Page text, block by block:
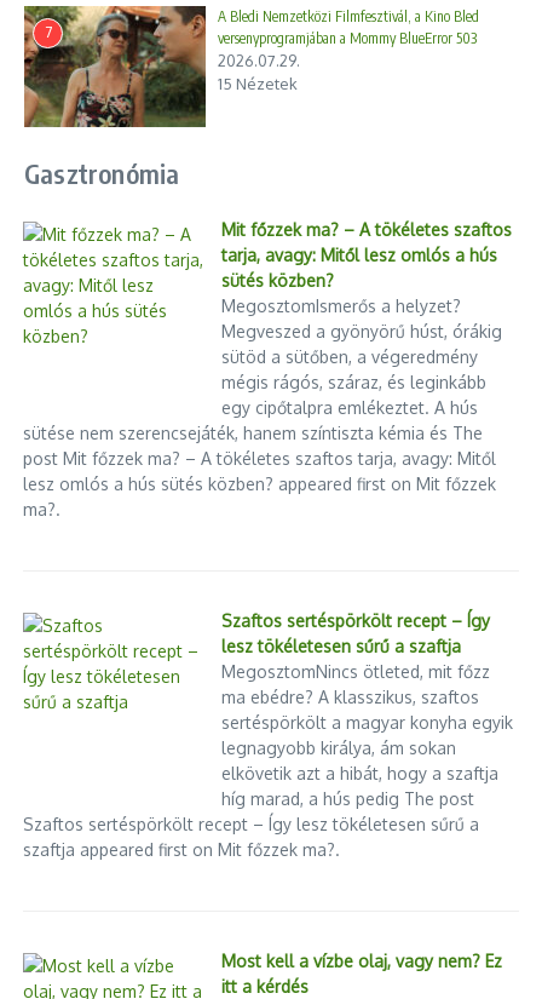
7
A Bledi Nemzetközi Filmfesztivál, a Kino Bled
versenyprogramjában a Mommy BlueError 503
2026.07.29.
15 Nézetek
Gasztronómia
Mit főzzek ma? – A tökéletes szaftos
tarja, avagy: Mitől lesz omlós a hús
sütés közben?
MegosztomIsmerős a helyzet?
Megveszed a gyönyörű húst, órákig
sütöd a sütőben, a végeredmény
mégis rágós, száraz, és leginkább
egy cipőtalpra emlékeztet. A hús
sütése nem szerencsejáték, hanem színtiszta kémia és The
post Mit főzzek ma? – A tökéletes szaftos tarja, avagy: Mitől
lesz omlós a hús sütés közben? appeared first on Mit főzzek
ma?.
Szaftos sertéspörkölt recept – Így
lesz tökéletesen sűrű a szaftja
MegosztomNincs ötleted, mit főzz
ma ebédre? A klasszikus, szaftos
sertéspörkölt a magyar konyha egyik
legnagyobb királya, ám sokan
elkövetik azt a hibát, hogy a szaftja
híg marad, a hús pedig The post
Szaftos sertéspörkölt recept – Így lesz tökéletesen sűrű a
szaftja appeared first on Mit főzzek ma?.
Most kell a vízbe olaj, vagy nem? Ez
itt a kérdés